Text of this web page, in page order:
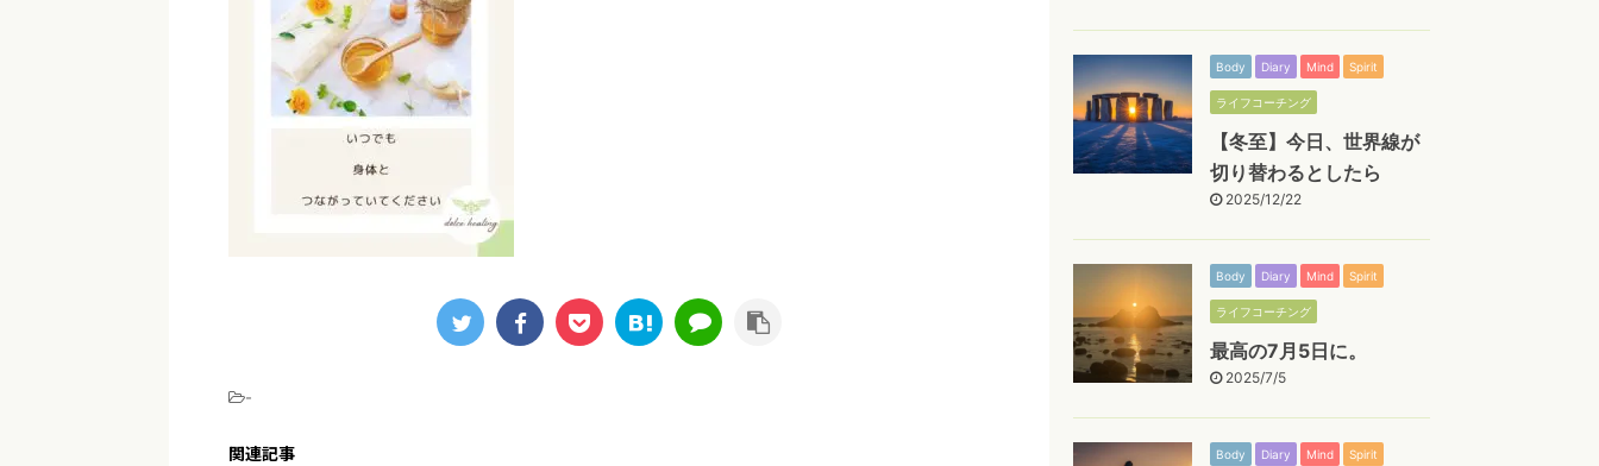
-
関連記事
Body Diary Mind Spirit
ライフコーチング
【冬至】今日、世界線が
切り替わるとしたら
2025/12/22
Body Diary Mind Spirit
ライフコーチング
最高の7月5日に。
2025/7/5
Body Diary Mind Spirit